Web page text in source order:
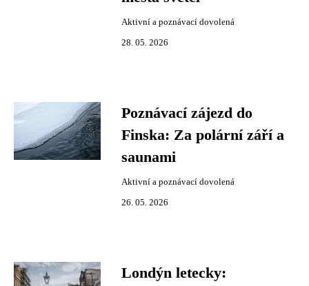
Aktivní a poznávací dovolená
28. 05. 2026
Poznávací zájezd do
Finska: Za polární září a
saunami
Aktivní a poznávací dovolená
26. 05. 2026
Londýn letecky: